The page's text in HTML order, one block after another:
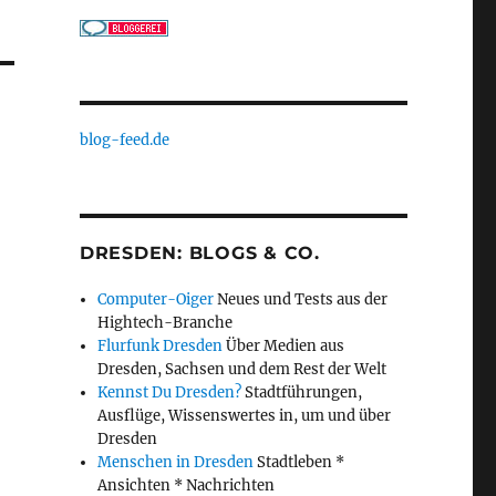
blog-feed.de
DRESDEN: BLOGS & CO.
Computer-OigerNeues und Tests aus der
Hightech-Branche
Flurfunk DresdenÜber Medien aus
Dresden, Sachsen und dem Rest der Welt
Kennst Du Dresden?Stadtführungen,
Ausflüge, Wissenswertes in, um und über
Dresden
Menschen in DresdenStadtleben *
Ansichten * Nachrichten